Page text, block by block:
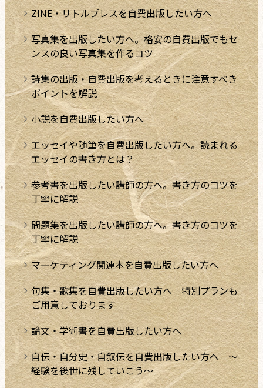
ZINE・リトルプレスを自費出版したい方へ
写真集を出版したい方へ。格安の自費出版でもセ
ンスの良い写真集を作るコツ
詩集の出版・自費出版を考えるときに注意すべき
ポイントを解説
小説を自費出版したい方へ
エッセイや随筆を自費出版したい方へ。読まれる
エッセイの書き方とは？
参考書を出版したい講師の方へ。書き方のコツを
丁寧に解説
問題集を出版したい講師の方へ。書き方のコツを
丁寧に解説
マーケティング関連本を自費出版したい方へ
句集・歌集を自費出版したい方へ 特別プランも
ご用意しております
論文・学術書を自費出版したい方へ
自伝・自分史・自叙伝を自費出版したい方へ ～
経験を後世に残していこう～